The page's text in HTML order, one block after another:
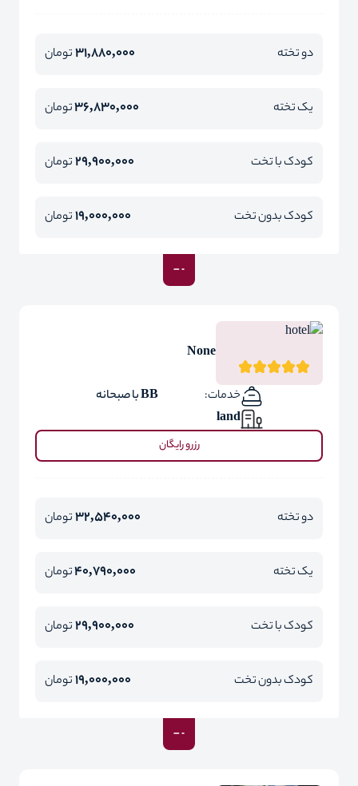
دو تخته 31,880,000تومان
یک تخته 36,830,000تومان
کودک با تخت 29,900,000تومان
کودک بدون تخت 19,000,000تومان
None
خدمات:
BB با صبحانه
land
رزرو رایگان
دو تخته 32,540,000تومان
یک تخته 40,790,000تومان
کودک با تخت 29,900,000تومان
کودک بدون تخت 19,000,000تومان